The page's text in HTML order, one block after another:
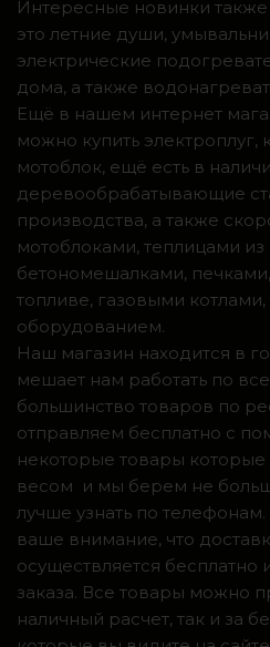
Интересные новинки
это летние души,
электрические
дома, а также
Ещё в нашем интернет
можно купить
мотоблок, ещё есть в
деревообрабатывающие
производства, а также
мотоблоками, теплицами из
бетономешалками,
топливе, газовыми
оборудованием.
Наш магазин находится в
мешает нам работать по
большинство товаров по
отправляем бесплатно с
некоторые товары
весом и мы берем не
лучше узнать по
ваше внимание, что
осуществляется бесплатно
заказа. Все товары можно
наличный расчет, так и за